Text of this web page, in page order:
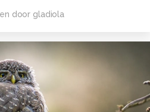
door gladiola